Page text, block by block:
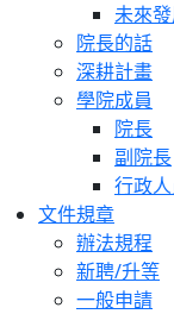
未來
院長的話
深耕計畫
學院成員
院長
副院長
行政
文件規章
辦法規程
新聘/升等
一般申請